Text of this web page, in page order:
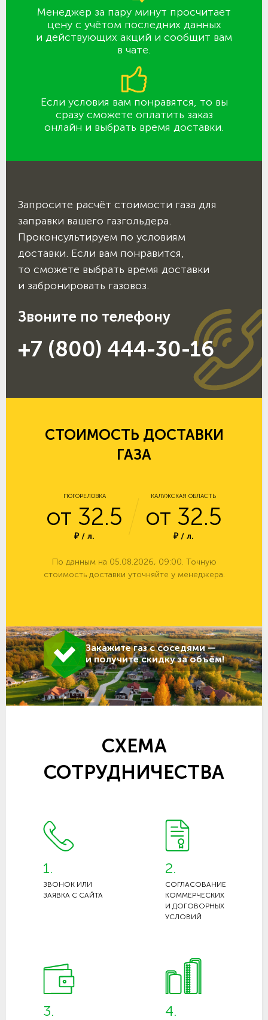
Менеджер за пару минут просчитает
цену с учётом последних данных
и действующих акций и сообщит вам
в чате.
Если условия вам понравятся, то вы
сразу сможете оплатить заказ
онлайн и выбрать время доставки.
Запросите расчёт стоимости газа для
заправки вашего газгольдера.
Проконсультируем по условиям
доставки. Если вам понравится,
то сможете выбрать время доставки
и забронировать газовоз.
Звоните по телефону
+7 (800) 444-30-16
СТОИМОСТЬ ДОСТАВКИ
ГАЗА
ПОГОРЕЛОВКА
от 32.5
₽ / л.
КАЛУЖСКАЯ ОБЛАСТЬ
от 32.5
₽ / л.
По данным на 05.08.2026, 09:00. Точную
стоимость доставки уточняйте у менеджера.
Закажите газ с соседями —
и получите скидку за объём!
СХЕМА
СОТРУДНИЧЕСТВА
1.
ЗВОНОК ИЛИ
ЗАЯВКА С САЙТА
2.
СОГЛАСОВАНИЕ
КОММЕРЧЕСКИХ
И ДОГОВОРНЫХ
УСЛОВИЙ
3. 4.